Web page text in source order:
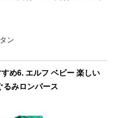
ン
め6. エルフ ベビー 楽しい
るみロンパース